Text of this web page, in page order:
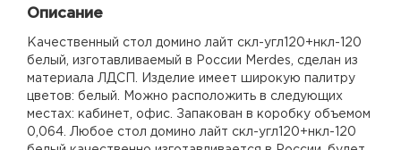
Описание
Качественный стол домино лайт скл-угл120+нкл-120
белый, изготавливаемый в России Merdes, сделан из
материала ЛДСП. Изделие имеет широкую палитру
цветов: белый. Можно расположить в следующих
местах: кабинет, офис. Запакован в коробку объемом
0,064. Любое стол домино лайт скл-угл120+нкл-120